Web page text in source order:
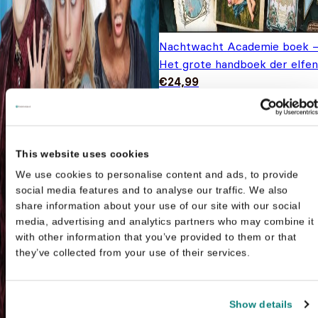
This website uses cookies
We use cookies to personalise content and ads, to provide
social media features and to analyse our traffic. We also
share information about your use of our site with our social
media, advertising and analytics partners who may combine it
with other information that you’ve provided to them or that
they’ve collected from your use of their services.
Show details
Nachtwacht Academie boek
Het grote handboek der elfen
€24,99